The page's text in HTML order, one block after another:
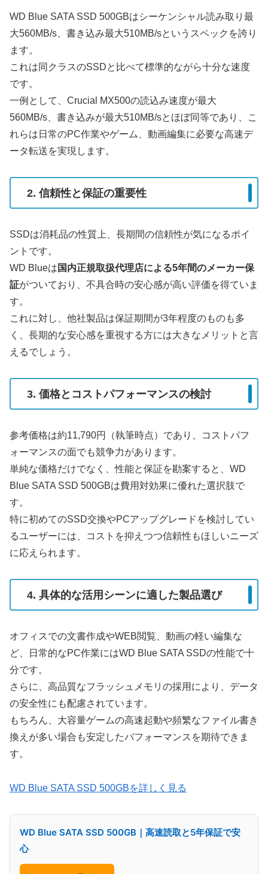
WD Blue SATA SSD 500GBはシーケンシャル読み取り最
大560MB/s、書き込み最大510MB/sというスペックを誇り
ます。
これは同クラスのSSDと比べて標準的ながら十分な速度
です。
一例として、Crucial MX500の読込み速度が最大
560MB/s、書き込みが最大510MB/sとほぼ同等であり、こ
れらは日常のPC作業やゲーム、動画編集に必要な高速デ
ータ転送を実現します。
2. 信頼性と保証の重要性
SSDは消耗品の性質上、長期間の信頼性が気になるポイ
ントです。
WD Blueは 国内正規取扱代理店による5年間のメーカー保
証がついており、不具合時の安心感が高い評価を得ていま
す。
これに対し、他社製品は保証期間が3年程度のものも多
く、長期的な安心感を重視する方には大きなメリットと言
えるでしょう。
3. 価格とコストパフォーマンスの検討
参考価格は約11,790円（執筆時点）であり、コストパフ
ォーマンスの面でも競争力があります。
単純な価格だけでなく、性能と保証を勘案すると、WD
Blue SATA SSD 500GBは費用対効果に優れた選択肢で
す。
特に初めてのSSD交換やPCアップグレードを検討してい
るユーザーには、コストを抑えつつ信頼性もほしいニーズ
に応えられます。
4. 具体的な活用シーンに適した製品選び
オフィスでの文書作成やWEB閲覧、動画の軽い編集な
ど、日常的なPC作業にはWD Blue SATA SSDの性能で十
分です。
さらに、高品質なフラッシュメモリの採用により、データ
の安全性にも配慮されています。
もちろん、大容量ゲームの高速起動や頻繁なファイル書き
換えが多い場合も安定したパフォーマンスを期待できま
す。
WD Blue SATA SSD 500GBを詳しく見る
WD Blue SATA SSD 500GB｜高速読取と5年保証で安
心